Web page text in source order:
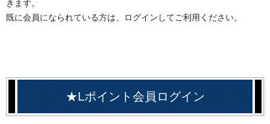
きます。
既に会員になられている方は、ログインしてご利用ください。
★Lポイント会員ログイン